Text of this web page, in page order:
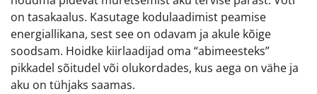
on tasakaalus. Kasutage kodulaadimist peamise
energiallikana, sest see on odavam ja akule kõige
soodsam. Hoidke kiirlaadijad oma “abimeesteks”
pikkadel sõitudel või olukordades, kus aega on vähe ja
aku on tühjaks saamas.